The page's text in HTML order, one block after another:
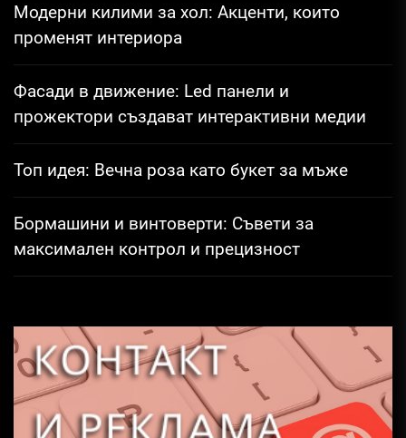
Модерни килими за хол: Акценти, които
променят интериора
Фасади в движение: Led панели и
прожектори създават интерактивни медии
Топ идея: Вечна роза като букет за мъже
Бормашини и винтоверти: Съвети за
максимален контрол и прецизност